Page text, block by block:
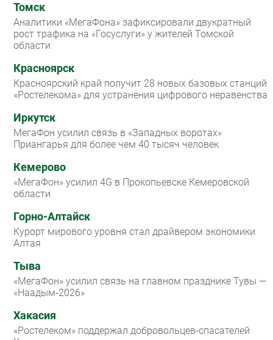
Томск
Аналитики «МегаФона» зафиксировали двукратный
рост трафика на «Госуслуги» у жителей Томской
области
Красноярск
Красноярский край получит 28 новых базовых станций
«Ростелекома» для устранения цифрового неравенства
Иркутск
МегаФон усилил связь в «Западных воротах»
Приангарья для более чем 40 тысяч человек
Кемерово
«МегаФон» усилил 4G в Прокопьевске Кемеровской
области
Горно-Алтайск
Курорт мирового уровня стал драйвером экономики
Алтая
Тыва
«МегаФон» усилил связь на главном празднике Тувы —
«Наадым-2026»
Хакасия
«Ростелеком» поддержал добровольцев-спасателей